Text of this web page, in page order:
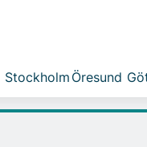
Stockholm Öresund